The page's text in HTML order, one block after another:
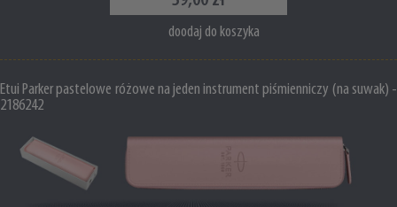
doodaj do koszyka
Etui Parker pastelowe różowe na jeden instrument piśmienniczy (na suwak) -
2186242